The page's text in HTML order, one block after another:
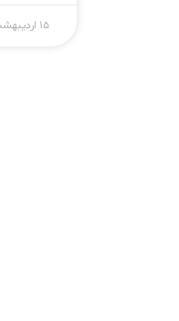
۱۵ اردیبهشت ۱۳۹۸